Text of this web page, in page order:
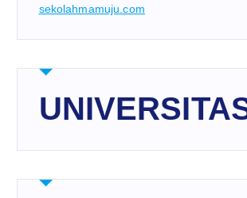
sekolahmamuju.com